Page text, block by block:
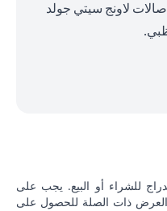
لاونج سيتي جولد
للشراء أو البيع. يجب على
العرض ذات الصلة للحصول على